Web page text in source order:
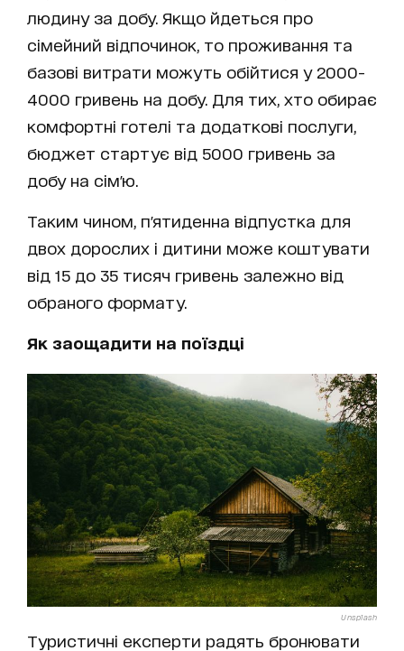
людину за добу. Якщо йдеться про
сімейний відпочинок, то проживання та
базові витрати можуть обійтися у 2000-
4000 гривень на добу. Для тих, хто обирає
комфортні готелі та додаткові послуги,
бюджет стартує від 5000 гривень за
добу на сім'ю.
Таким чином, п'ятиденна відпустка для
двох дорослих і дитини може коштувати
від 15 до 35 тисяч гривень залежно від
обраного формату.
Як заощадити на поїздці
Unsplash
Туристичні експерти радять бронювати